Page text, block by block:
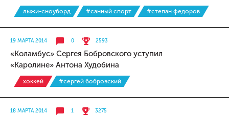
лыжи-сноуборд #санный спорт #степан федоров
19 МАРТА 2014 0 2593
«Коламбус» Сергея Бобровского уступил
«Каролине» Антона Худобина
хоккей #сергей бобровский
18 МАРТА 2014 1 3275